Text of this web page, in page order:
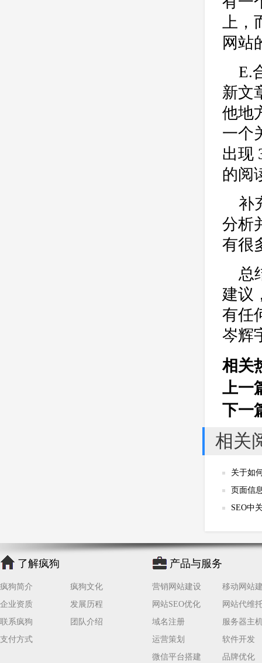
上，
网站
E.
新文
他地
一个
出现
的阅
补
分析
有很
总
建议
有任
岑辉
相关
上一
下一
相关
关于如
页面信
SEO中
了解疯狗
疯狗简介
疯狗文化
企业资质
发展历程
联系疯狗
团队介绍
支付方式
产品与服务
营销网站建设
移动网站
网站SEO优化
网站代维
域名注册
服务器主
运营策划
软件开发
微信平台搭建
品牌优化